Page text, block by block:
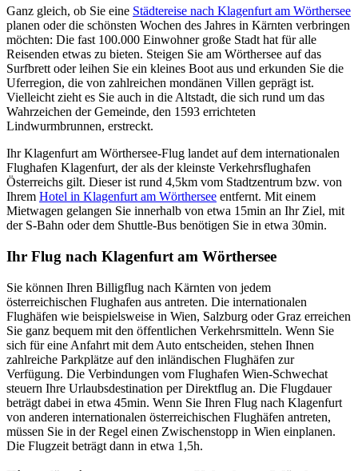
Ganz gleich, ob Sie eine Städtereise nach Klagenfurt am Wörthersee
planen oder die schönsten Wochen des Jahres in Kärnten verbringen
möchten: Die fast 100.000 Einwohner große Stadt hat für alle
Reisenden etwas zu bieten. Steigen Sie am Wörthersee auf das
Surfbrett oder leihen Sie ein kleines Boot aus und erkunden Sie die
Uferregion, die von zahlreichen mondänen Villen geprägt ist.
Vielleicht zieht es Sie auch in die Altstadt, die sich rund um das
Wahrzeichen der Gemeinde, den 1593 errichteten
Lindwurmbrunnen, erstreckt.
Ihr Klagenfurt am Wörthersee-Flug landet auf dem internationalen
Flughafen Klagenfurt, der als der kleinste Verkehrsflughafen
Österreichs gilt. Dieser ist rund 4,5km vom Stadtzentrum bzw. von
Ihrem Hotel in Klagenfurt am Wörthersee entfernt. Mit einem
Mietwagen gelangen Sie innerhalb von etwa 15min an Ihr Ziel, mit
der S-Bahn oder dem Shuttle-Bus benötigen Sie in etwa 30min.
Ihr Flug nach Klagenfurt am Wörthersee
Sie können Ihren Billigflug nach Kärnten von jedem
österreichischen Flughafen aus antreten. Die internationalen
Flughäfen wie beispielsweise in Wien, Salzburg oder Graz erreichen
Sie ganz bequem mit den öffentlichen Verkehrsmitteln. Wenn Sie
sich für eine Anfahrt mit dem Auto entscheiden, stehen Ihnen
zahlreiche Parkplätze auf den inländischen Flughäfen zur
Verfügung. Die Verbindungen vom Flughafen Wien-Schwechat
steuern Ihre Urlaubsdestination per Direktflug an. Die Flugdauer
beträgt dabei in etwa 45min. Wenn Sie Ihren Flug nach Klagenfurt
von anderen internationalen österreichischen Flughäfen antreten,
müssen Sie in der Regel einen Zwischenstopp in Wien einplanen.
Die Flugzeit beträgt dann in etwa 1,5h.